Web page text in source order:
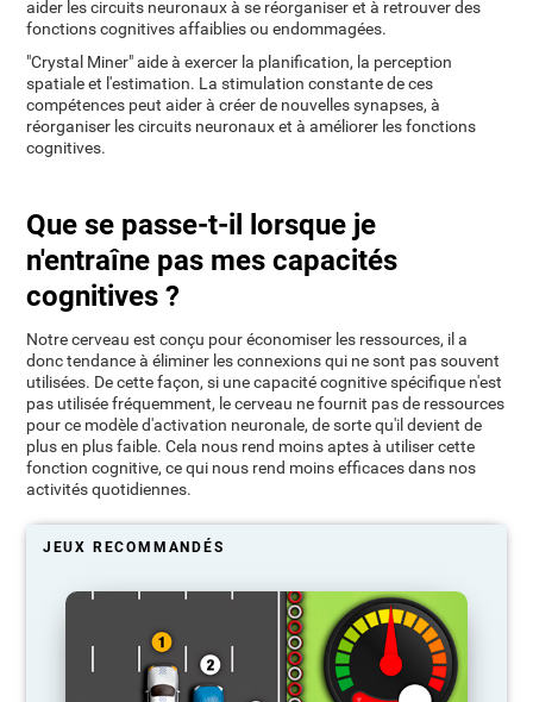
aider les circuits neuronaux à se réorganiser et à retrouver des
fonctions cognitives affaiblies ou endommagées.
"Crystal Miner" aide à exercer la planification, la perception
spatiale et l'estimation. La stimulation constante de ces
compétences peut aider à créer de nouvelles synapses, à
réorganiser les circuits neuronaux et à améliorer les fonctions
cognitives.
Que se passe-t-il lorsque je
n'entraîne pas mes capacités
cognitives ?
Notre cerveau est conçu pour économiser les ressources, il a
donc tendance à éliminer les connexions qui ne sont pas souvent
utilisées. De cette façon, si une capacité cognitive spécifique n'est
pas utilisée fréquemment, le cerveau ne fournit pas de ressources
pour ce modèle d'activation neuronale, de sorte qu'il devient de
plus en plus faible. Cela nous rend moins aptes à utiliser cette
fonction cognitive, ce qui nous rend moins efficaces dans nos
activités quotidiennes.
JEUX RECOMMANDÉS